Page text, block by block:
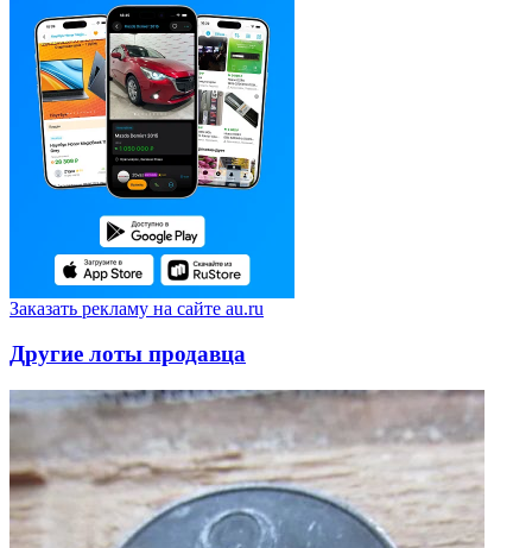
Заказать рекламу на сайте au.ru
Другие лоты продавца